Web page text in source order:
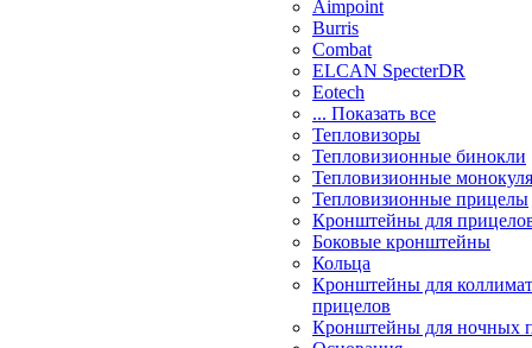
Aimpoint
Burris
Combat
ELCAN SpecterDR
Eotech
... Показать все
Тепловизоры
Тепловизионные бинокли
Тепловизионные
Тепловизионные прицелы
Кронштейны для
Боковые кронштейны
Кольца
Кронштейны для
прицелов
Кронштейны для ночных